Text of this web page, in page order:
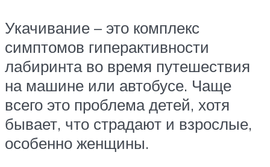
Укачивание – это комплекс
симптомов гиперактивности
лабиринта во время путешествия
на машине или автобусе. Чаще
всего это проблема детей, хотя
бывает, что страдают и взрослые,
особенно женщины.